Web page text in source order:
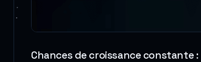
Chances de croissance constante :